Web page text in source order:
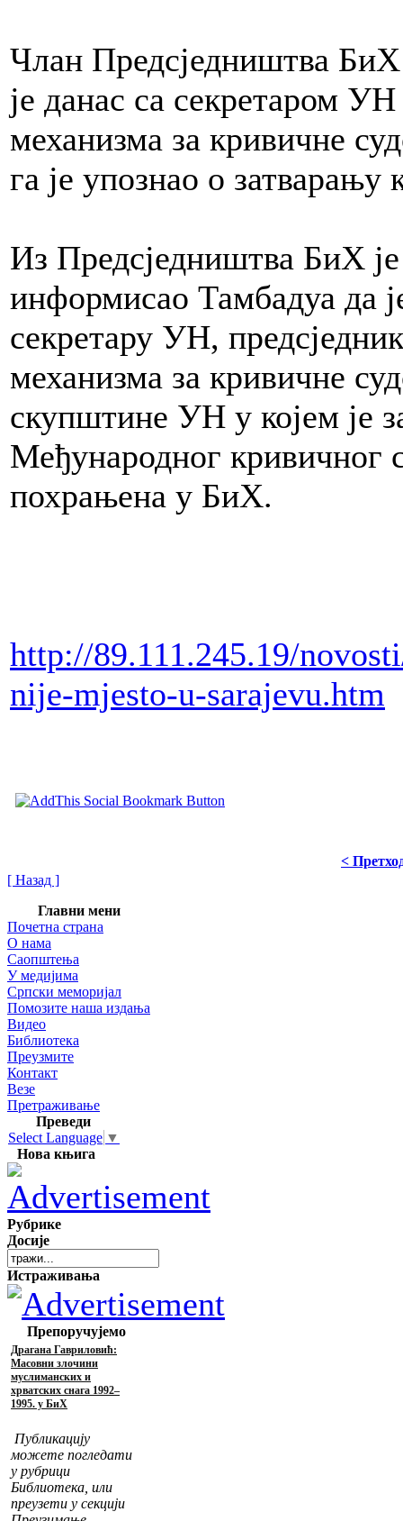
Члан Предсједништва
је данас са секретаром
механизма за кривичне
га је упознао о
Из Предсједништва БиХ
информисао Тамбадуа да
секретару УН,
механизма за кривичне
скупштине УН у којем је
Међународног кривичног
похрањена у БиХ.
http://89.111.245.19/
nije-mjesto-u-sarajevu.htm
<
[ Назад ]
Главни мени
Почетна страна
О нама
Саопштења
У медијима
Српски меморијал
Помозите наша издања
Видео
Библиотека
Преузмите
Контакт
Везе
Претраживање
Преведи
Select Language ▼
Нова књига
Рубрике
Досије
Истраживања
Препоручујемо
Драгана Гавриловић:
Масовни злочини
муслиманских и
хрватских снага 1992–
1995. у БиХ
Публикацију
можете погледати
у рубрици
Библиотека, или
преузети у секцији